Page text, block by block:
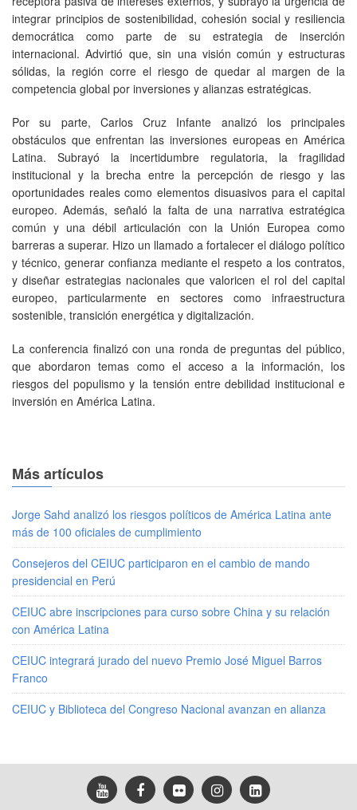
integrar principios de sostenibilidad, cohesión social y resiliencia
democrática como parte de su estrategia de inserción
internacional. Advirtió que, sin una visión común y estructuras
sólidas, la región corre el riesgo de quedar al margen de la
competencia global por inversiones y alianzas estratégicas.
Por su parte, Carlos Cruz Infante analizó los principales
obstáculos que enfrentan las inversiones europeas en América
Latina. Subrayó la incertidumbre regulatoria, la fragilidad
institucional y la brecha entre la percepción de riesgo y las
oportunidades reales como elementos disuasivos para el capital
europeo. Además, señaló la falta de una narrativa estratégica
común y una débil articulación con la Unión Europea como
barreras a superar. Hizo un llamado a fortalecer el diálogo político
y técnico, generar confianza mediante el respeto a los contratos,
y diseñar estrategias nacionales que valoricen el rol del capital
europeo, particularmente en sectores como infraestructura
sostenible, transición energética y digitalización.
La conferencia finalizó con una ronda de preguntas del público,
que abordaron temas como el acceso a la información, los
riesgos del populismo y la tensión entre debilidad institucional e
inversión en América Latina.
Más artículos
Jorge Sahd analizó los riesgos políticos de América Latina ante
más de 100 oficiales de cumplimiento
Consejeros del CEIUC participaron en el cambio de mando
presidencial en Perú
CEIUC abre inscripciones para curso sobre China y su relación
con América Latina
CEIUC integrará jurado del nuevo Premio José Miguel Barros
Franco
CEIUC y Biblioteca del Congreso Nacional avanzan en alianza